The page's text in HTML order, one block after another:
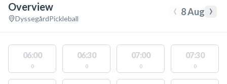
Overview
DyssegårdPickleball ‹ 8 Aug ›
06:00
0
06:30
0
07:00
0
07:30
0